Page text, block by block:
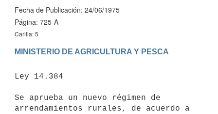
Fecha de Publicación: 24/06/1975
Página: 725-A
Carilla: 5
MINISTERIO DE AGRICULTURA Y PESCA
Ley 14.384
Se aprueba un nuevo régimen de
arrendamientos rurales, de acuerdo a